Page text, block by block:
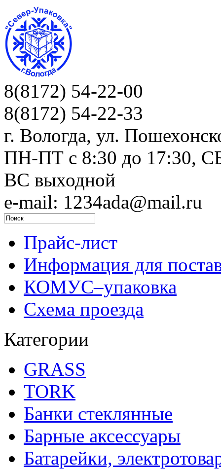
8(8172) 54-22-00
8(8172) 54-22-33
г. Вологда, ул.
ПН-ПТ c 8:30 до 17:30,
ВС выходной
e-mail: 1234ada@mail.ru
Прайс-лист
Информация для
КОМУС–упаковка
Схема проезда
Категории
GRASS
TORK
Банки стеклянные
Барные аксессуары
Батарейки,